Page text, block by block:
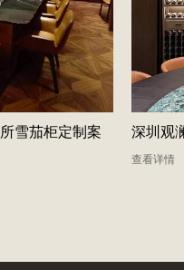
雪茄柜定制案
深圳观
查看详情